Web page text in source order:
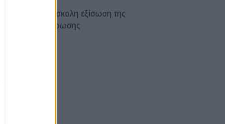
VW: Η δύσκολη εξίσωση της
αναδιάρθρωσης